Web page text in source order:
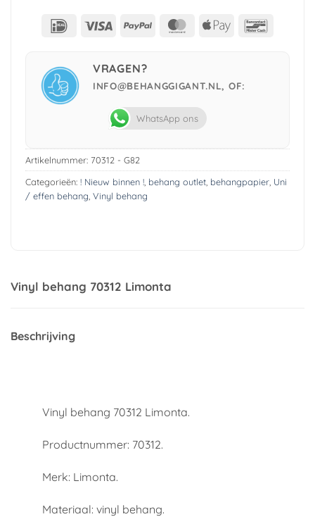
IDeal Visa PayPal MasterCard
Apple
VRAGEN?
INFO@BEHANGGIGANT.NL, OF:
WhatsApp ons
Artikelnummer: 70312 - G82
Categorieën: ! Nieuw binnen !, behang outlet, behangpapier, Uni
/ effen behang Vinyl behang
Vinyl behang 70312 Limonta
Beschrijving
Vinyl behang 70312 Limonta.
Productnummer: 70312.
Merk: Limonta.
Materiaal: vinyl behang.